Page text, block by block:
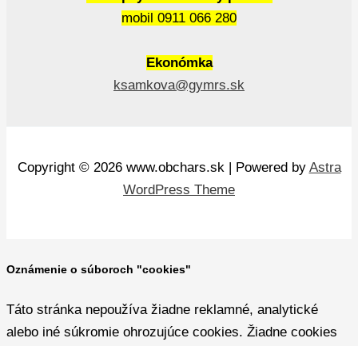
mobil 0911 066 280
Ekonómka
ksamkova@gymrs.sk
Copyright © 2026 www.obchars.sk | Powered by Astra
WordPress Theme
Oznámenie o súboroch "cookies"
Táto stránka nepoužíva žiadne reklamné, analytické
alebo iné súkromie ohrozujúce cookies. Žiadne cookies